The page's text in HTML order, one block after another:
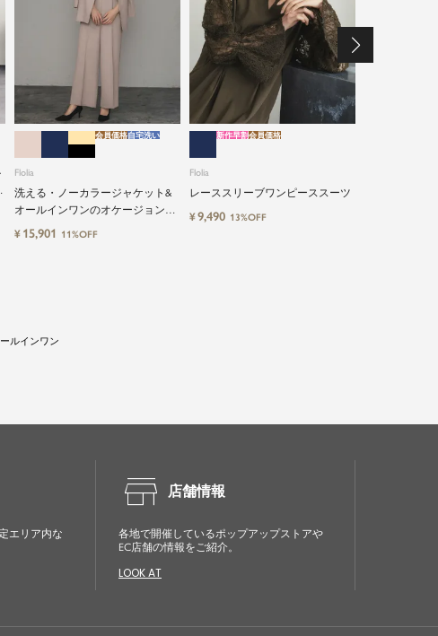
Flolia
洗える・ノーカラージャケット&
オールインワンのオケージョン対
応2点セットアップスーツ
会員価格自宅洗い
¥ 15,901 11%OFF
Flolia
レーススリーブワンピーススーツ
新作早割会員価格
¥9,490 13%OFF
ルインワン
エリア内な
store 店舗情報
各地で開催しているポップアップストアや
EC店舗の情報をご紹介。
LOOK AT